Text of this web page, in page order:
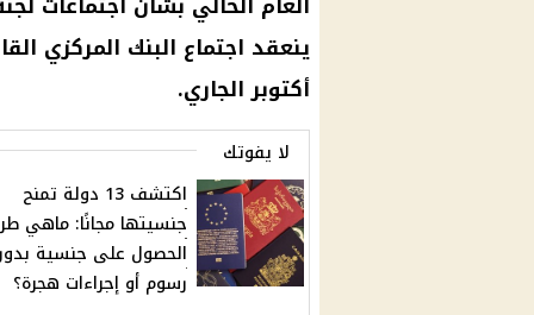
أكتوبر الجاري.
لا يفوتك
اكتشف 13 دولة تمنح
جنسيتها مجانًا: ماهي
الحصول على جنسية
رسوم أو إجراءات هجرة؟